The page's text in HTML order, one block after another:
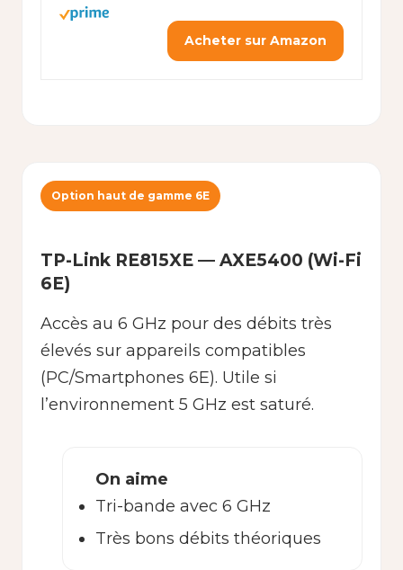
Acheter sur Amazon
Option haut de gamme 6E
TP-Link RE815XE — AXE5400 (Wi-Fi
6E)
Accès au 6 GHz pour des débits très
élevés sur appareils compatibles
(PC/Smartphones 6E). Utile si
l’environnement 5 GHz est saturé.
On aime
Tri-bande avec 6 GHz
Très bons débits théoriques